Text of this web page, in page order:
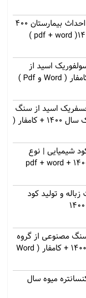
دانلود طرح توجیهی احداث بیمارستان 400
اسید از
اسید از سنگ
فسفات آپاتیت و آهک سال 1400 + کامفار (
شیمیایی | نوع
و تولید کود
مصنوعی از گروه
سمنت پلاست سال 1400 + کامفار ( Word
میوه سال